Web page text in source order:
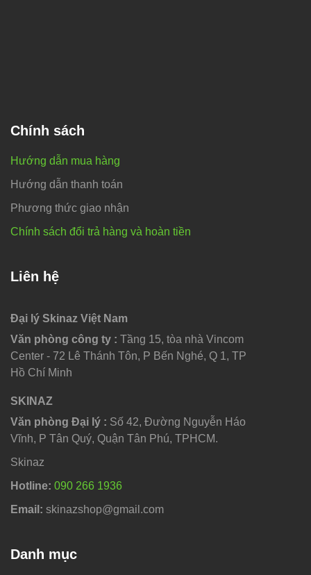
Chính sách
Hướng dẫn mua hàng
Hướng dẫn thanh toán
Phương thức giao nhận
Chính sách đổi trả hàng và hoàn tiền
Liên hệ
Đại lý Skinaz Việt Nam
Văn phòng công ty : Tầng 15, tòa nhà Vincom
Center - 72 Lê Thánh Tôn, P Bến Nghé, Q 1, TP
Hồ Chí Minh
SKINAZ
Văn phòng Đại lý : Số 42, Đường Nguyễn Háo
Vĩnh, P Tân Quý, Quận Tân Phú, TPHCM.
Skinaz
Hotline: 090 266 1936
Email: skinazshop@gmail.com
Danh mục